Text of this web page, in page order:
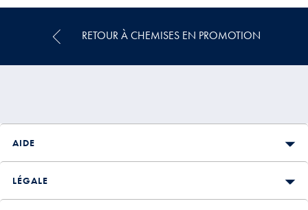
Achat
RETOUR À CHEMISES EN PROMOTION
AIDE
LÉGALE